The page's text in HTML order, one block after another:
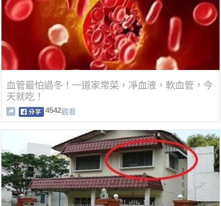
血管最怕過冬！一道家常菜，凈血液，軟血管，今
天就吃！
4542觀看